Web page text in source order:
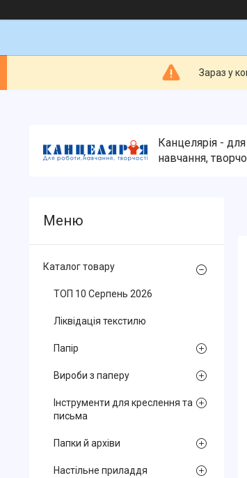
Зараз у
Канцелярія -
навчання,
Каталог товару
ТОП 10 Серпень 2026
Ліквідація текстилю
Папір
Вироби з паперу
Інструменти для креслення та
письма
Папки й архіви
Настільне приладдя